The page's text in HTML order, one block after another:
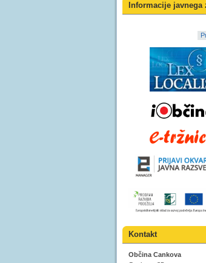
Informacije javnega
Kontakt
Občina Cankova